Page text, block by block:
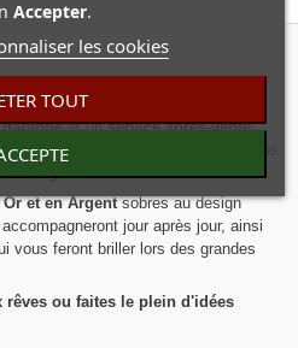
desfabricants français
garantieet unservice après-vente,
dans la recherche du design et des
et originales.
Or et en Argentsobres au design
jour après jour, ainsi
vous feront briller lors des grandes
rêves ou faites le plein d'idées
Accepter.
les cookies
TOUT